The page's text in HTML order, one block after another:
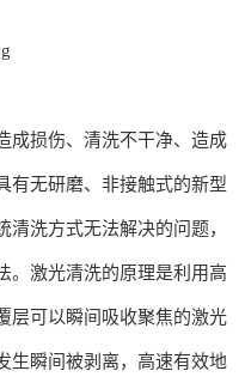
损伤、清洗不干净、造成
有无研磨、非接触式的新型
洗方式无法解决的问题，
。激光清洗的原理是利用高
层可以瞬间吸收聚焦的激光
生瞬间被剥离，高速有效地